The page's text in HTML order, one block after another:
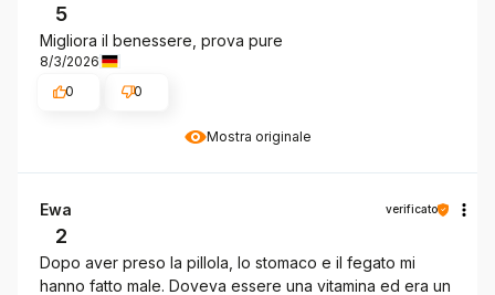
Mostra originale
5
Migliora il benessere, prova pure
8/3/2026
0
0
Ewa verificato
2
Dopo aver preso la pillola, lo stomaco e il fegato mi
hanno fatto male. Doveva essere una vitamina ed era un